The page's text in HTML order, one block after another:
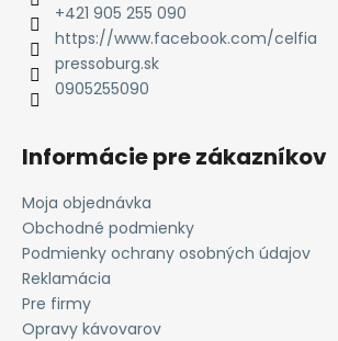
+421 905 255 090
https://www.facebook.com/celfia
pressoburg.sk
0905255090
Informácie pre zákazníkov
Moja objednávka
Obchodné podmienky
Podmienky ochrany osobných údajov
Reklamácia
Pre firmy
Opravy kávovarov